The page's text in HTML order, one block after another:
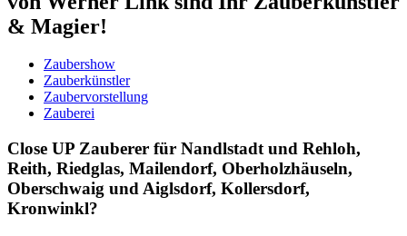
& Magier!
Zaubershow
Zauberkünstler
Zaubervorstellung
Zauberei
Close UP Zauberer für Nandlstadt und Rehloh,
Reith, Riedglas, Mailendorf, Oberholzhäuseln,
Oberschwaig und Aiglsdorf, Kollersdorf,
Kronwinkl?